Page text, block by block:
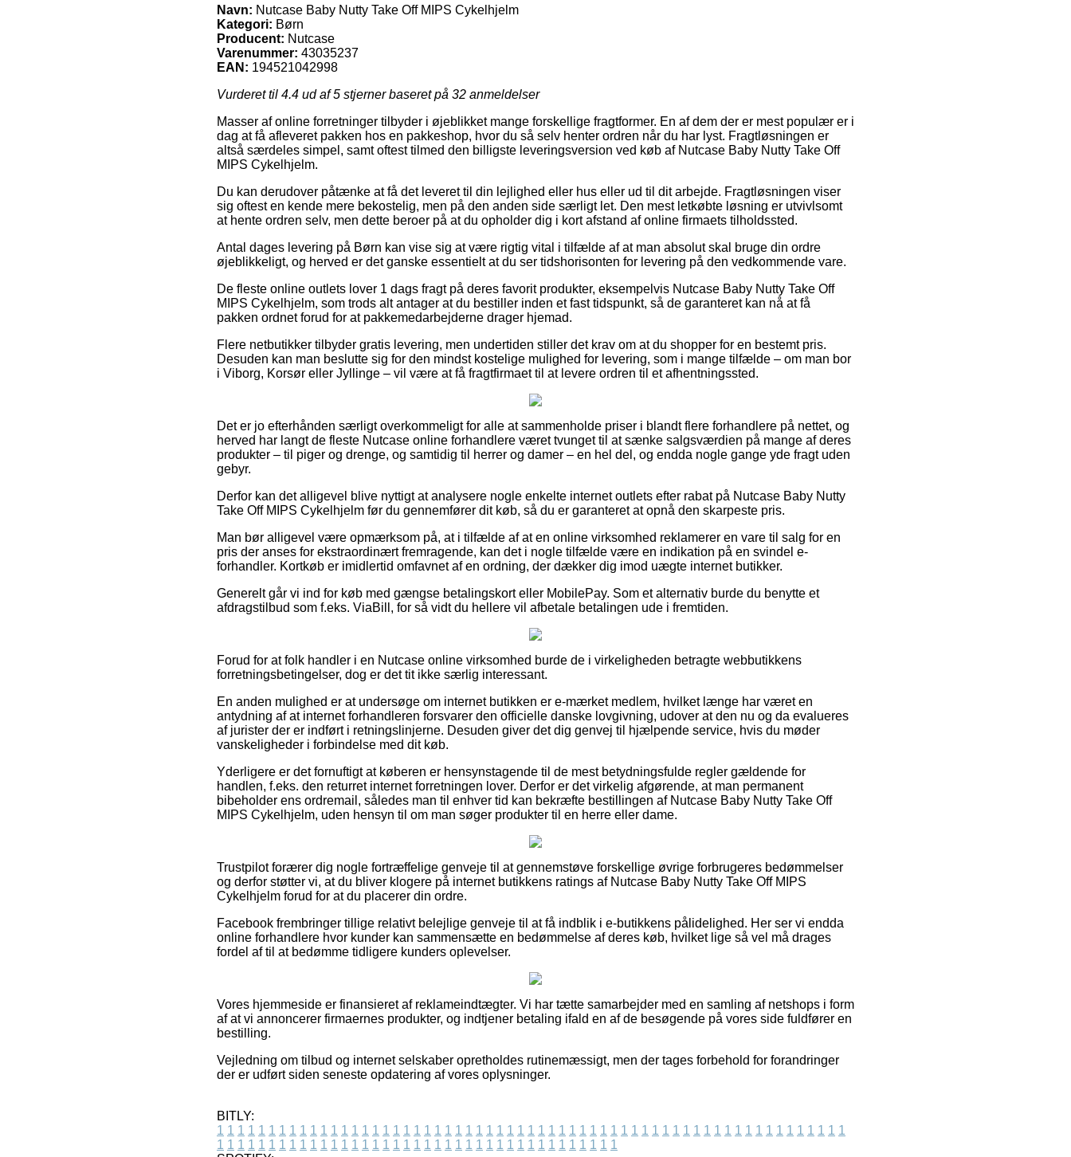
Navn: Nutcase Baby Nutty Take Off MIPS Cykelhjelm
Kategori: Børn
Producent: Nutcase
Varenummer: 43035237
EAN: 194521042998
Vurderet til 4.4 ud af 5 stjerner baseret på 32 anmeldelser
Masser af online forretninger tilbyder i øjeblikket mange forskellige fragtformer. En af dem der er mest populær er i
dag at få afleveret pakken hos en pakkeshop, hvor du så selv henter ordren når du har lyst. Fragtløsningen er
altså særdeles simpel, samt oftest tilmed den billigste leveringsversion ved køb af Nutcase Baby Nutty Take Off
MIPS Cykelhjelm.
Du kan derudover påtænke at få det leveret til din lejlighed eller hus eller ud til dit arbejde. Fragtløsningen viser
sig oftest en kende mere bekostelig, men på den anden side særligt let. Den mest letkøbte løsning er utvivlsomt
at hente ordren selv, men dette beroer på at du opholder dig i kort afstand af online firmaets tilholdssted.
Antal dages levering på Børn kan vise sig at være rigtig vital i tilfælde af at man absolut skal bruge din ordre
øjeblikkeligt, og herved er det ganske essentielt at du ser tidshorisonten for levering på den vedkommende vare.
De fleste online outlets lover 1 dags fragt på deres favorit produkter, eksempelvis Nutcase Baby Nutty Take Off
MIPS Cykelhjelm, som trods alt antager at du bestiller inden et fast tidspunkt, så de garanteret kan nå at få
pakken ordnet forud for at pakkemedarbejderne drager hjemad.
Flere netbutikker tilbyder gratis levering, men undertiden stiller det krav om at du shopper for en bestemt pris.
Desuden kan man beslutte sig for den mindst kostelige mulighed for levering, som i mange tilfælde – om man bor
i Viborg, Korsør eller Jyllinge – vil være at få fragtfirmaet til at levere ordren til et afhentningssted.
Det er jo efterhånden særligt overkommeligt for alle at sammenholde priser i blandt flere forhandlere på nettet, og
herved har langt de fleste Nutcase online forhandlere været tvunget til at sænke salgsværdien på mange af deres
produkter – til piger og drenge, og samtidig til herrer og damer – en hel del, og endda nogle gange yde fragt uden
gebyr.
Derfor kan det alligevel blive nyttigt at analysere nogle enkelte internet outlets efter rabat på Nutcase Baby Nutty
Take Off MIPS Cykelhjelm før du gennemfører dit køb, så du er garanteret at opnå den skarpeste pris.
Man bør alligevel være opmærksom på, at i tilfælde af at en online virksomhed reklamerer en vare til salg for en
pris der anses for ekstraordinært fremragende, kan det i nogle tilfælde være en indikation på en svindel e-
forhandler. Kortkøb er imidlertid omfavnet af en ordning, der dækker dig imod uægte internet butikker.
Generelt går vi ind for køb med gængse betalingskort eller MobilePay. Som et alternativ burde du benytte et
afdragstilbud som f.eks. ViaBill, for så vidt du hellere vil afbetale betalingen ude i fremtiden.
Forud for at folk handler i en Nutcase online virksomhed burde de i virkeligheden betragte webbutikkens
forretningsbetingelser, dog er det tit ikke særlig interessant.
En anden mulighed er at undersøge om internet butikken er e-mærket medlem, hvilket længe har været en
antydning af at internet forhandleren forsvarer den officielle danske lovgivning, udover at den nu og da evalueres
af jurister der er indført i retningslinjerne. Desuden giver det dig genvej til hjælpende service, hvis du møder
vanskeligheder i forbindelse med dit køb.
Yderligere er det fornuftigt at køberen er hensynstagende til de mest betydningsfulde regler gældende for
handlen, f.eks. den returret internet forretningen lover. Derfor er det virkelig afgørende, at man permanent
bibeholder ens ordremail, således man til enhver tid kan bekræfte bestillingen af Nutcase Baby Nutty Take Off
MIPS Cykelhjelm, uden hensyn til om man søger produkter til en herre eller dame.
Trustpilot forærer dig nogle fortræffelige genveje til at gennemstøve forskellige øvrige forbrugeres bedømmelser
og derfor støtter vi, at du bliver klogere på internet butikkens ratings af Nutcase Baby Nutty Take Off MIPS
Cykelhjelm forud for at du placerer din ordre.
Facebook frembringer tillige relativt belejlige genveje til at få indblik i e-butikkens pålidelighed. Her ser vi endda
online forhandlere hvor kunder kan sammensætte en bedømmelse af deres køb, hvilket lige så vel må drages
fordel af til at bedømme tidligere kunders oplevelser.
Vores hjemmeside er finansieret af reklameindtægter. Vi har tætte samarbejder med en samling af netshops i form
af at vi annoncerer firmaernes produkter, og indtjener betaling ifald en af de besøgende på vores side fuldfører en
bestilling.
Vejledning om tilbud og internet selskaber opretholdes rutinemæssigt, men der tages forbehold for forandringer
der er udført siden seneste opdatering af vores oplysninger.
BITLY:
1 1 1 1 1 1 1 1 1 1 1 1 1 1 1 1 1 1 1 1 1 1 1 1 1 1 1 1 1 1 1 1 1 1 1 1 1 1 1 1 1 1 1 1 1 1 1 1 1 1 1 1 1 1 1 1 1 1 1 1 1
1 1 1 1 1 1 1 1 1 1 1 1 1 1 1 1 1 1 1 1 1 1 1 1 1 1 1 1 1 1 1 1 1 1 1 1 1 1 1